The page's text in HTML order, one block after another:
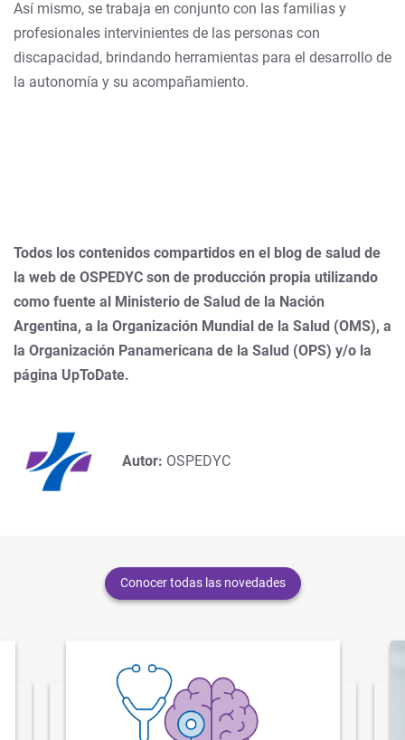
Así mismo, se trabaja en conjunto con las familias y
profesionales intervinientes de las personas con
discapacidad, brindando herramientas para el desarrollo de
la autonomía y su acompañamiento.
Todos los contenidos compartidos en el blog de salud de
la web de OSPEDYC son de producción propia utilizando
como fuente al Ministerio de Salud de la Nación
Argentina, a la Organización Mundial de la Salud (OMS), a
la Organización Panamericana de la Salud (OPS) y/o la
página UpToDate.
Autor: OSPEDYC
Conocer todas las novedades